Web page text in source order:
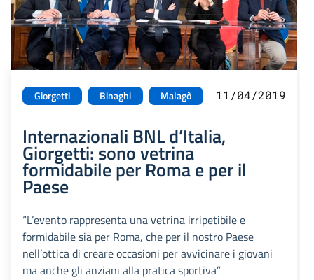
Giorgetti Binaghi Malagò 11/04/2019
Internazionali BNL d’Italia,
Giorgetti: sono vetrina
formidabile per Roma e per il
Paese
“L’evento rappresenta una vetrina irripetibile e
formidabile sia per Roma, che per il nostro Paese
nell’ottica di creare occasioni per avvicinare i giovani
ma anche gli anziani alla pratica sportiva”